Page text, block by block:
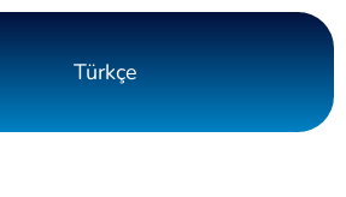
Türkçe